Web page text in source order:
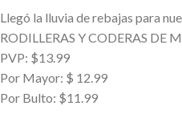
Llegó la lluvia de rebajas para
RODILLERAS Y CODERAS DE
PVP: $13.99
Por Mayor: $ 12.99
Por Bulto: $11.99